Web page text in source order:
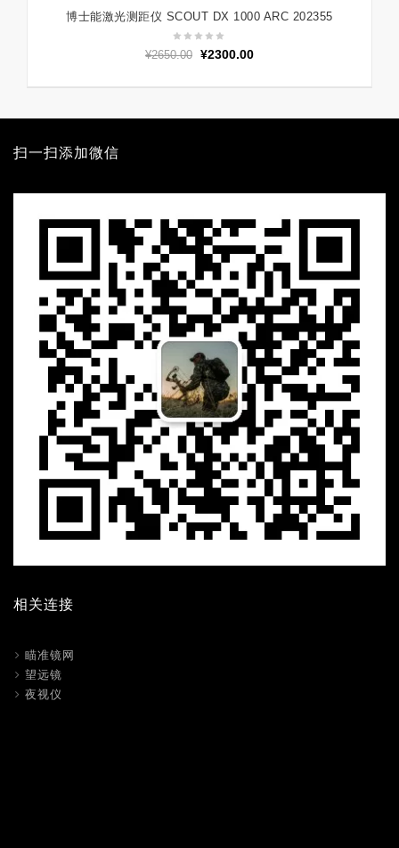
加入购物车
博士能激光测距仪 SCOUT DX 1000 ARC 202355
¥2650.00 原
为：
¥2300.00当
价
扫一扫添加微信
相关连接
瞄准镜网
望远镜
夜视仪